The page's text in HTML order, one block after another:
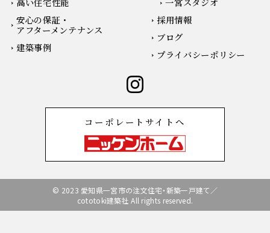
安心の保証・
アフターメンテナンス
建築事例
採用情報
ブログ
プライバシーポリシー
コーポレートサイトへ
© 2023 愛知県一宮市の注文住宅・新築一戸建て／
cototoki建築社 All rights reserved.